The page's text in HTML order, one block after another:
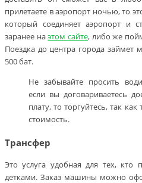
прилетаете в аэропорт ночью, то
который соединяет аэропорт и
заранее наэтом сайте, либо же
Поездка до центра города займет
500 бат.
Не забывайте просить
если вы договариваетесь
плату, то торгуйтесь, так
стоимость.
Трансфер
Это услуга удобная для тех, кто
детками. Заказ машины можно